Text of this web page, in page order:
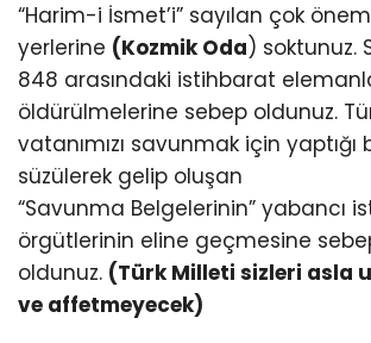
“Harim-i İsmet’i” sayılan çok
yerlerine (Kozmik Oda) soktunuz.
848 arasındaki istihbarat
öldürülmelerine sebep oldunuz.
vatanımızı savunmak için yaptığı
süzülerek gelip oluşan
“Savunma Belgelerinin” yabancı
örgütlerinin eline geçmesine
oldunuz. (Türk Milleti sizleri asla
ve affetmeyecek)